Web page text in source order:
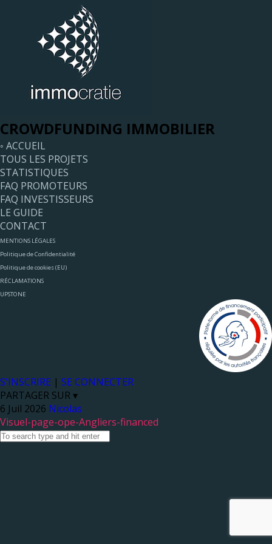
CROWDFUNDING IMMOBILIER
◦ ACCUEIL
TOUS LES PROJETS
STATISTIQUES
FAQ PROMOTEURS
FAQ INVESTISSEURS
LE GUIDE
CONTACT
MENTIONS LÉGALES
Politique de Confidentialité
Politique de cookies (EU)
RÉCLAMATIONS
UPSTONE
S'INSCRIRE | SE CONNECTER
PARTAGER SUR ▾
Nicolas
Visuel-page-ope-Angliers-financed